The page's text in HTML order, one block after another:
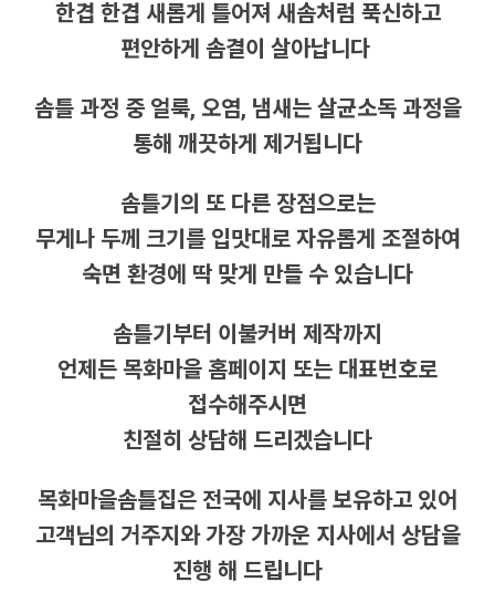
한겹 한겹 새롭게 틀어져 새솜처럼 푹신하고
편안하게 솜결이 살아납니다
솜틀 과정 중 얼룩, 오염, 냄새는 살균소독 과정을
통해 깨끗하게 제거됩니다
솜틀기의 또 다른 장점으로는
무게나 두께 크기를 입맛대로 자유롭게 조절하여
숙면 환경에 딱 맞게 만들 수 있습니다
솜틀기부터 이불커버 제작까지
언제든 목화마을 홈페이지 또는 대표번호로
접수해주시면
친절히 상담해 드리겠습니다
목화마을솜틀집은 전국에 지사를 보유하고 있어
고객님의 거주지와 가장 가까운 지사에서 상담을
진행 해 드립니다